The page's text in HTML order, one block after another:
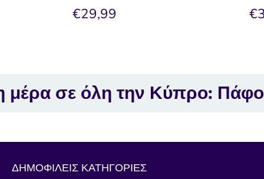
€29,99
σε όλη την Κύπρο: Πάφος,
ΔΗΜΟΦΙΛΕΙΣ ΚΑΤΗΓΟΡΙΕΣ